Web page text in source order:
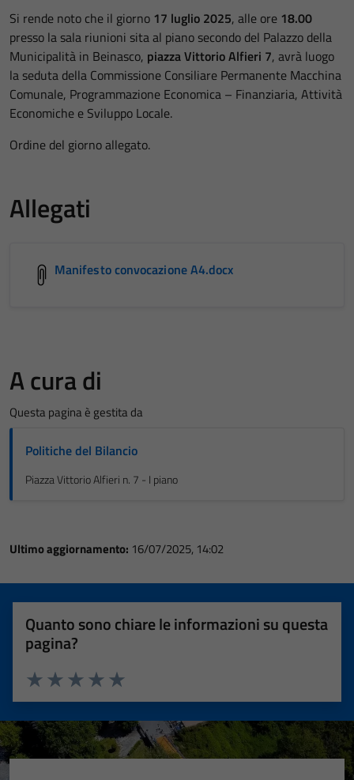
Si rende noto che il giorno 17 luglio 2025, alle ore 18.00
presso la sala riunioni sita al piano secondo del Palazzo della
Municipalità in Beinasco, piazza Vittorio Alfieri 7, avrà luogo
la seduta della Commissione Consiliare Permanente Macchina
Comunale, Programmazione Economica – Finanziaria, Attività
Economiche e Sviluppo Locale.
Ordine del giorno allegato.
Allegati
Manifesto convocazione A4.docx
A cura di
Questa pagina è gestita da
Politiche del Bilancio
Piazza Vittorio Alfieri n. 7 - I piano
Ultimo aggiornamento: 16/07/2025, 14:02
Quanto sono chiare le informazioni su questa
pagina?
Valuta 5 stelle su 5
Valuta 4 stelle su 5
Valuta 3 stelle su 5
Valuta 2 stelle su 5
Valuta 1 stelle su 5